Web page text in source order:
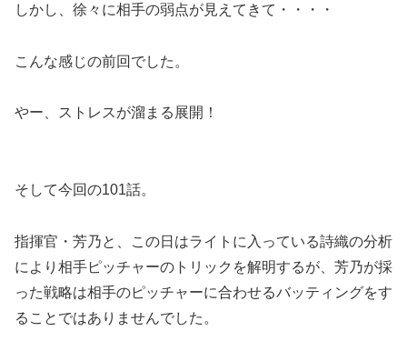
しかし、徐々に相手の弱点が見えてきて・・・・
こんな感じの前回でした。
やー、ストレスが溜まる展開！
そして今回の101話。
指揮官・芳乃と、この日はライトに入っている詩織の分析
により相手ピッチャーのトリックを解明するが、芳乃が採
った戦略は相手のピッチャーに合わせるバッティングをす
ることではありませんでした。